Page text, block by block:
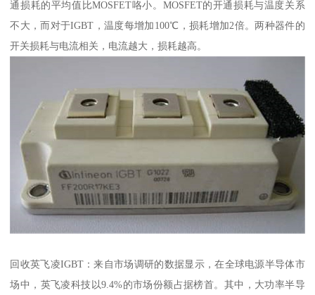
通损耗的平均值比MOSFET咯小。MOSFET的开通损耗与温度关系
不大，而对于IGBT，温度每增加100℃，损耗增加2倍。两种器件的
开关损耗与电流相关，电流越大，损耗越高。
回收英飞凌IGBT：来自市场调研的数据显示，在全球电源半导体市
场中，英飞凌科技以9.4%的市场份额占据榜首。其中，大功率半导